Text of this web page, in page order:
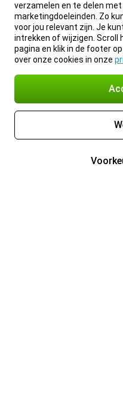
verzamelen en te delen
marketingdoeleinden. Zo
voor jou relevant zijn. Je
intrekken of wijzigen. Scroll
pagina en klik in de footer
over onze cookies in onze